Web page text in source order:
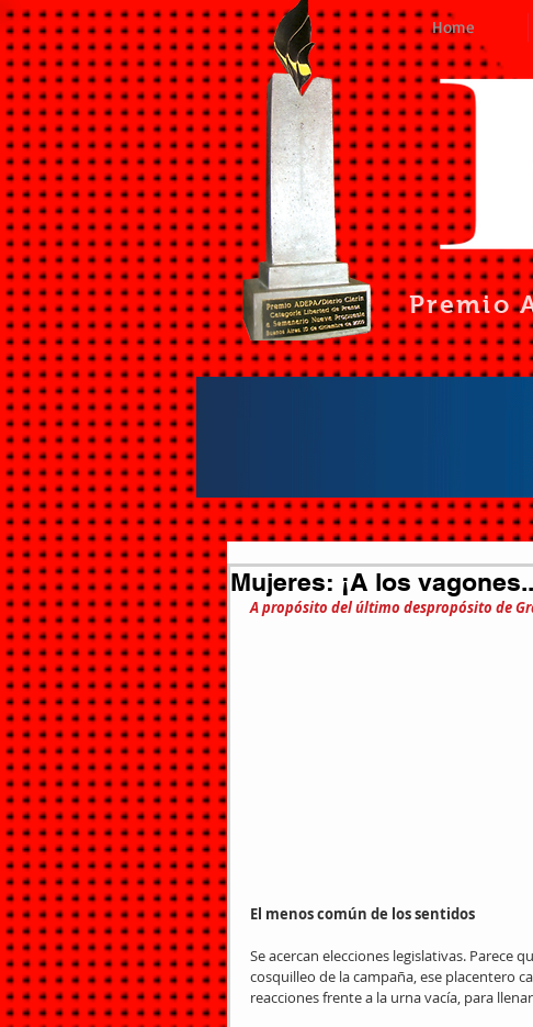
Home
Premio
Mujeres: ¡A los
A propósito del último despropósito de
El menos común de los sentidos
Se acercan elecciones legislativas. Parece
cosquilleo de la campaña, ese placentero
reacciones frente a la urna vacía, para